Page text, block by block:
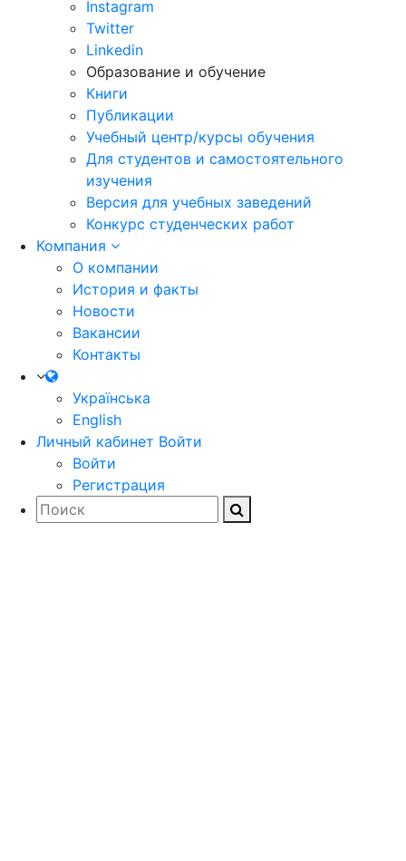
Instagram
Twitter
Linkedin
Образование и обучение
Книги
Публикации
Учебный центр/курсы обучения
Для студентов и самостоятельного
изучения
Версия для учебных заведений
Конкурс студенческих работ
Компания
О компании
История и факты
Новости
Вакансии
Контакты
Українська
English
Личный кабинет Войти
Войти
Регистрация